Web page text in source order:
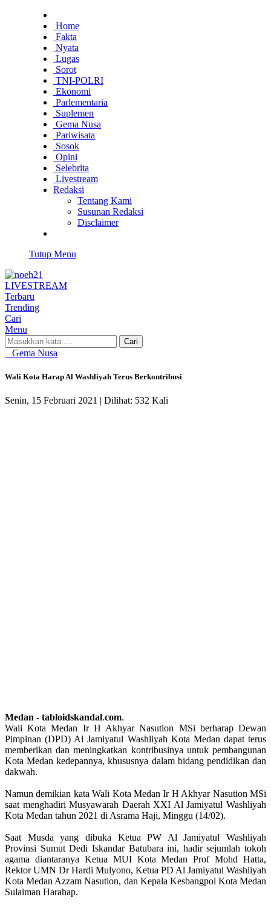
Home
Fakta
Nyata
Lugas
Sorot
TNI-POLRI
Ekonomi
Parlementaria
Suplemen
Gema Nusa
Pariwisata
Sosok
Opini
Selebrita
Livestream
Redaksi
Tentang Kami
Susunan Redaksi
Disclaimer
Tutup Menu
LIVESTREAM
Terbaru
Trending
Cari
Menu
Cari
Gema Nusa
Wali Kota Harap Al Washliyah Terus Berkontribusi
Senin, 15 Februari 2021 | Dilihat: 532 Kali
Medan - tabloidskandal.com.
Wali Kota Medan Ir H Akhyar Nasution MSi berharap Dewan
Pimpinan (DPD) Al Jamiyatul Washliyah Kota Medan dapat terus
memberikan dan meningkatkan kontribusinya untuk pembangunan
Kota Medan kedepannya, khususnya dalam bidang pendidikan dan
dakwah.
Namun demikian kata Wali Kota Medan Ir H Akhyar Nasution MSi
saat menghadiri Musyawarah Daerah XXI Al Jamiyatul Washliyah
Kota Medan tahun 2021 di Asrama Haji, Minggu (14/02).
Saat Musda yang dibuka Ketua PW Al Jamiyatul Washliyah
Provinsi Sumut Dedi Iskandar Batubara ini, hadir sejumlah tokoh
agama diantaranya Ketua MUI Kota Medan Prof Mohd Hatta,
Rektor UMN Dr Hardi Mulyono, Ketua PD Al Jamiyatul Washliyah
Kota Medan Azzam Nasution, dan Kepala Kesbangpol Kota Medan
Sulaiman Harahap.